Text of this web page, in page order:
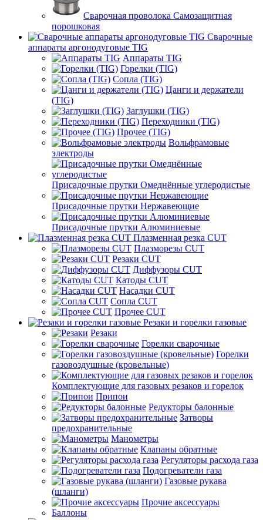
Сварочная проволока Самозащитная
порошковая
Сварочные
аппараты аргонодуговые TIG
Аппараты TIG
Горелки (TIG)
Сопла (TIG)
Цанги и держатели
(TIG)
Заглушки (TIG)
Переходники (TIG)
Прочее (TIG)
Вольфрамовые
электроды
Присадочные прутки Омеднённые углеродистые
Присадочные прутки Нержавеющие
Присадочные прутки Алюминиевые
Плазменная резка CUT
Плазморезы CUT
Резаки CUT
Диффузоры CUT
Катоды CUT
Насадки CUT
Сопла CUT
Прочее CUT
Резаки и горелки газовые
Резаки
Горелки сварочные
Горелки
газовоздушные (кровельные)
Комплектующие для газовых резаков и горелок
Припои
Редукторы балонные
Затворы
предохранительные
Манометры
Клапаны обратные
Регуляторы расхода газа
Подогреватели газа
Газовые рукава
(шланги)
Прочие аксессуары
Баллоны